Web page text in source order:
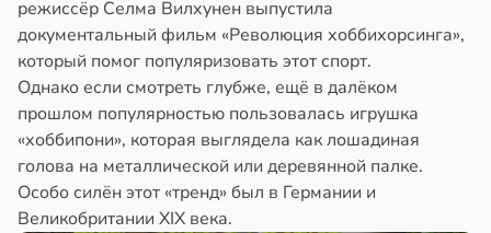
режиссёр Селма Вилхунен выпустила
документальный фильм «Революция хоббихорсинга»,
который помог популяризовать этот спорт.
Однако если смотреть глубже, ещё в далёком
прошлом популярностью пользовалась игрушка
«хоббипони», которая выглядела как лошадиная
голова на металлической или деревянной палке.
Особо силён этот «тренд» был в Германии и
Великобритании XIX века.